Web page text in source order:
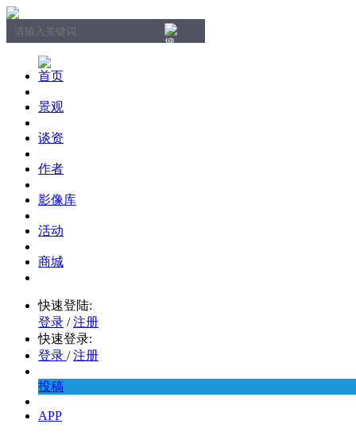
首页
景观
谈资
作者
影像库
活动
商城
快速登陆:
登录 / 注册
快速登录:
登录 / 注册
投稿
APP